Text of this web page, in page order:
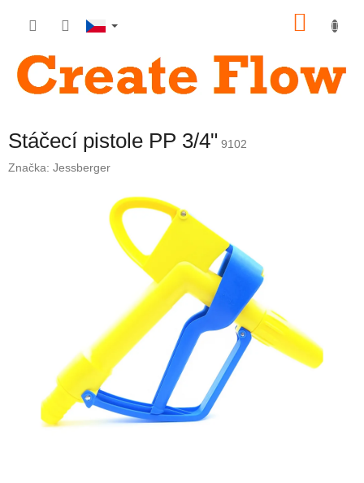
Stáčecí pistole PP 3/4" 9102
Značka: Jessberger